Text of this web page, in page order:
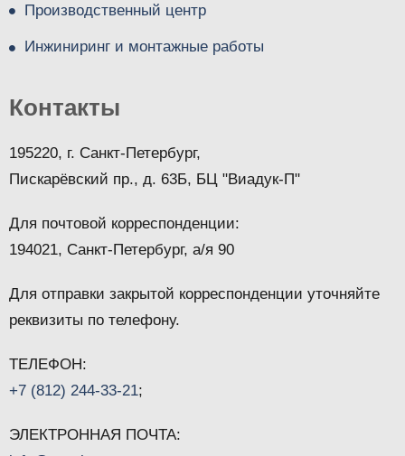
Производственный центр
Инжиниринг и монтажные работы
Контакты
195220, г. Санкт-Петербург,
Пискарёвский пр., д. 63Б, БЦ "Виадук-П"
Для почтовой корреспонденции:
194021, Санкт-Петербург, а/я 90
Для отправки закрытой корреспонденции уточняйте
реквизиты по телефону.
ТЕЛЕФОН:
+7 (812) 244-33-21;
ЭЛЕКТРОННАЯ ПОЧТА: